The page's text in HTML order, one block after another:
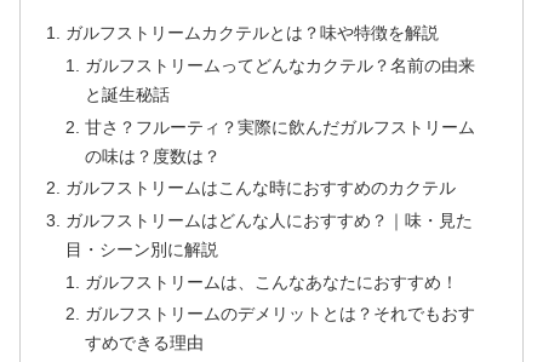
ガルフストリームカクテルとは？味や特徴を解説
ガルフストリームってどんなカクテル？名前の由来
と誕生秘話
甘さ？フルーティ？実際に飲んだガルフストリーム
の味は？度数は？
ガルフストリームはこんな時におすすめのカクテル
ガルフストリームはどんな人におすすめ？｜味・見た
目・シーン別に解説
ガルフストリームは、こんなあなたにおすすめ！
ガルフストリームのデメリットとは？それでもおす
すめできる理由